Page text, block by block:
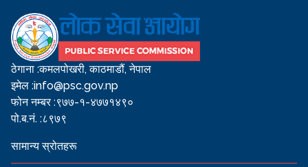
ठेगाना :कमलपोखरी, काठमाडौं, नेपाल
इमेल :info@psc.gov.np
फोन नम्बर :९७७-१-४७७१४९०
पो.ब.नं. :८९७९
सामान्य स्रोतहरू